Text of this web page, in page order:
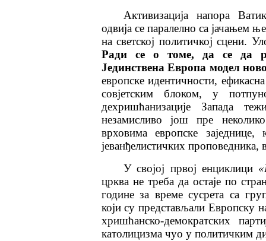
Активизација напора
одвија се паралелно са јачањем
на светској политичкој сцени.
Ради се о томе, да се да
Јединствена Европа модел
европске идентичности,
совјетским блоком, у
дехришћанизације Запада
незамисливо још пре
врховима европске
јеванђелистичких
У својој првој енциклици
црква не треба да остаје по
године за време сусрета са
који су представљали Европску
хришћанско-демократских
католицизма чуо у политичким